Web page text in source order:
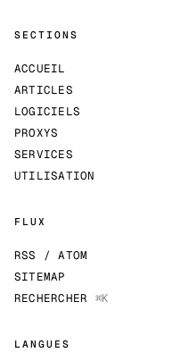
SECTIONS
ACCUEIL
ARTICLES
LOGICIELS
PROXYS
SERVICES
UTILISATION
FLUX
RSS / ATOM
SITEMAP
RECHERCHER ⌘K
LANGUES